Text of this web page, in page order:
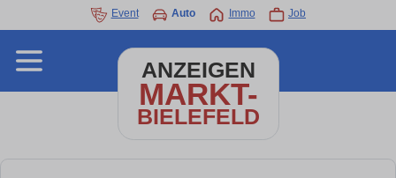
Event Auto Immo Job
ANZEIGEN
MARKT-
BIELEFELD